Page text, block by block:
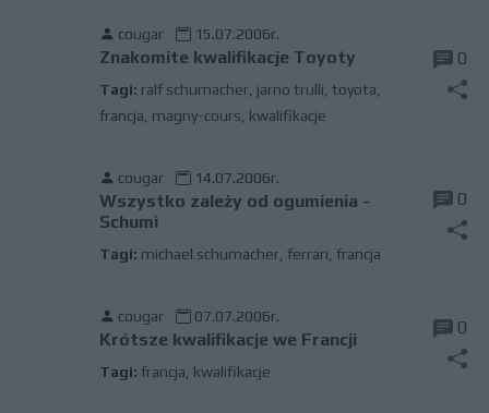
cougar 15.07.2006r.
Znakomite kwalifikacje Toyoty
Tagi: ralf schumacher jarno trulli toyota
francja magny-cours kwalifikacje
0
cougar 14.07.2006r.
Wszystko zależy od ogumienia -
Schumi
Tagi: michael schumacher ferrari francja
0
cougar 07.07.2006r.
Krótsze kwalifikacje we Francji
Tagi: francja kwalifikacje
0